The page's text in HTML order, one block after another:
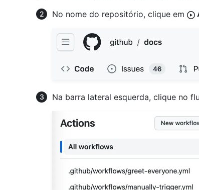
No nome do repositório, clique em
Na barra lateral esquerda, clique no